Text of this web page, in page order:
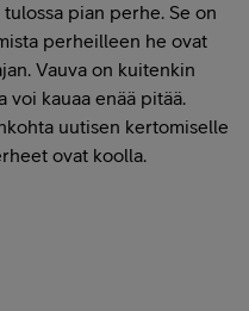
pian perhe. Se on
perheilleen he ovat
Vauva on kuitenkin
voi kauaa enää pitää.
uutisen kertomiselle
ovat koolla.